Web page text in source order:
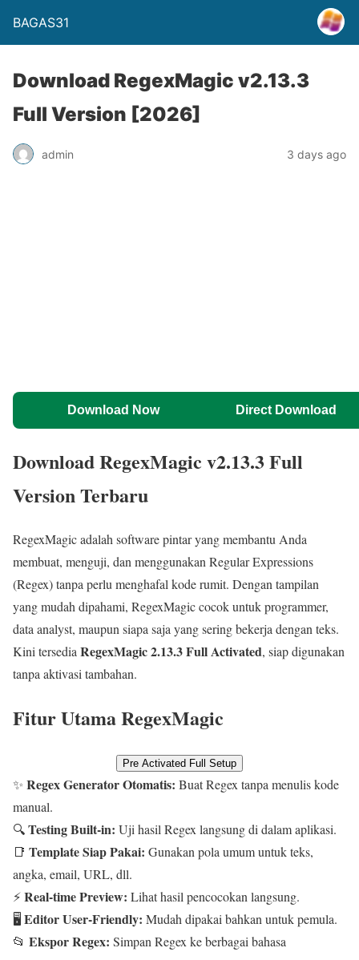
BAGAS31
Download RegexMagic v2.13.3
Full Version [2026]
admin 3 days ago
Download Now Direct Download
Download RegexMagic v2.13.3 Full
Version Terbaru
RegexMagic adalah software pintar yang membantu Anda
membuat, menguji, dan menggunakan Regular Expressions
(Regex) tanpa perlu menghafal kode rumit. Dengan tampilan
yang mudah dipahami, RegexMagic cocok untuk programmer,
data analyst, maupun siapa saja yang sering bekerja dengan teks.
Kini tersedia RegexMagic 2.13.3 Full Activated, siap digunakan
tanpa aktivasi tambahan.
Fitur Utama RegexMagic
Pre Activated Full Setup
✨ Regex Generator Otomatis: Buat Regex tanpa menulis kode
manual.
🔍Testing Built-in: Uji hasil Regex langsung di dalam aplikasi.
📑 Template Siap Pakai: Gunakan pola umum untuk teks,
angka, email, URL, dll.
⚡Real-time Preview: Lihat hasil pencocokan langsung.
🖥️ Editor User-Friendly: Mudah dipakai bahkan untuk pemula.
📂 Ekspor Regex: Simpan Regex ke berbagai bahasa